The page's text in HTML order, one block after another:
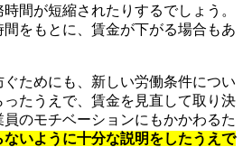
間が短縮されたりするでしょう。
をもとに、賃金が下がる場合もあ
ためにも、新しい労働条件につい
たうえで、賃金を見直して取り決
のモチベーションにもかかわるた
いように十分な説明をしたうえで